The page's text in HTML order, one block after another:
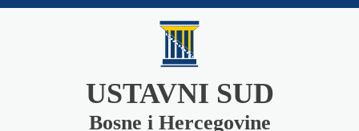
USTAVNI SUD
Bosne i Hercegovine